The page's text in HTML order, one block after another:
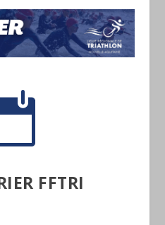
FFTRI